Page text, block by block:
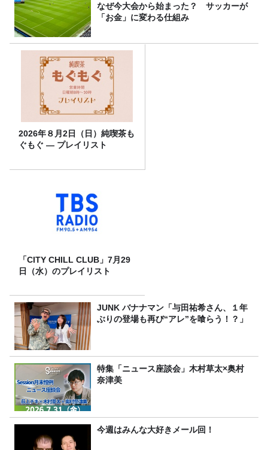
なぜ今大会から始まった？ サッカーが
「お金」に変わる仕組み
2026年８月2日（日）純喫茶も
ぐもぐ ― プレイリスト
「CITY CHILL CLUB」7月29
日（水）のプレイリスト
JUNK バナナマン「与田祐希さん、１年
ぶりの登場も再び“アレ”を喰らう！？」
特集「ニュース座談会」木村草太×奥村
奈津美
今週はみんな大好きメール回！